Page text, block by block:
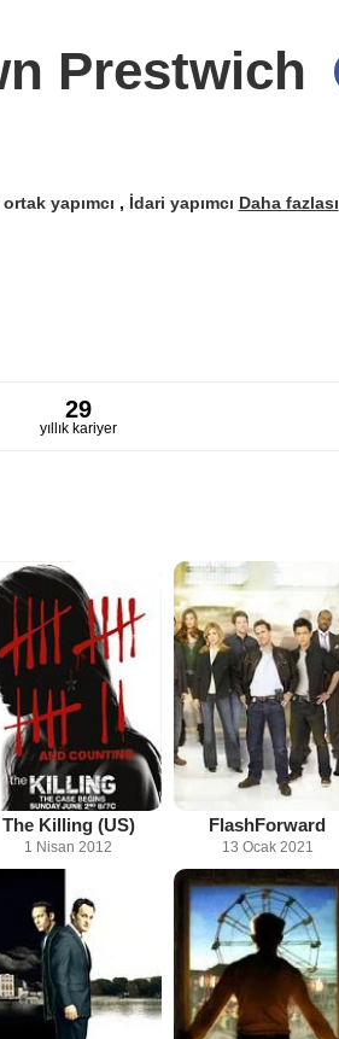
Prestwich
yapımcı , İdari yapımcı Daha fazlası
29
yıllık kariyer
The Killing (US)
1 Nisan 2012
FlashForward
13 Ocak 2021